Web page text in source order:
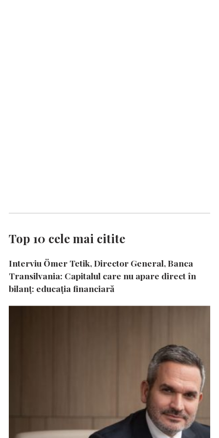
Top 10 cele mai citite
Interviu Ömer Tetik, Director General, Banca
Transilvania: Capitalul care nu apare direct în
bilanț: educația financiară